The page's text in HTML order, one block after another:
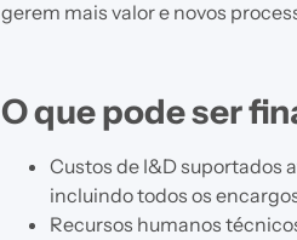
gerem mais valor e novos
O que pode ser
Custos de I&D suportados
incluindo todos os
Recursos humanos